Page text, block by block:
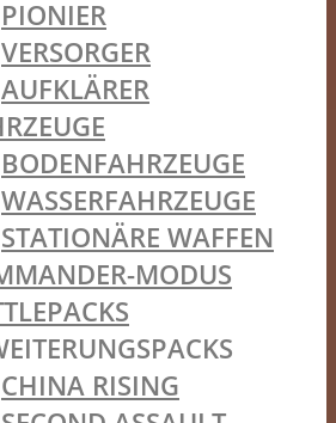
PIONIER
VERSORGER
AUFKLÄRER
BODENFAHRZEUGE
WASSERFAHRZEUGE
STATIONÄRE WAFFEN
MODUS
CHINA RISING